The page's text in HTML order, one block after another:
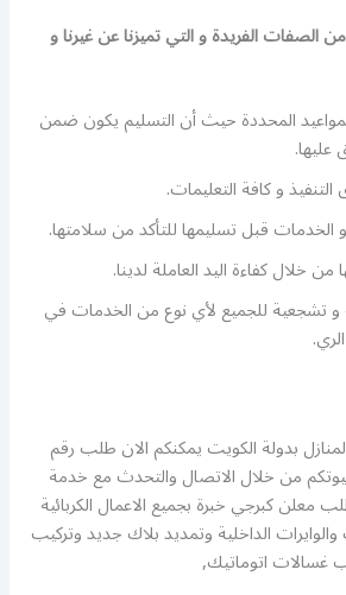
الصفات الفريدة و التي تميزنا عن غيرنا و
المحددة حيث أن التسليم يكون ضمن
عليها.
و كافة التعليمات.
قبل تسليمها للتأكد من سلامتها.
من خلال كفاءة اليد العاملة لدينا.
و تشجعية للجميع لأي نوع من الخدمات في
بدولة الكويت يمكنكم الان طلب رقم
من خلال الاتصال والتحدث مع خدمة
معلن كبرجي خبرة بجميع الاعمال الكربائية
والوايرات الداخلية وتمديد بلاك جديد وتركيب
غسالات اتوماتيك,